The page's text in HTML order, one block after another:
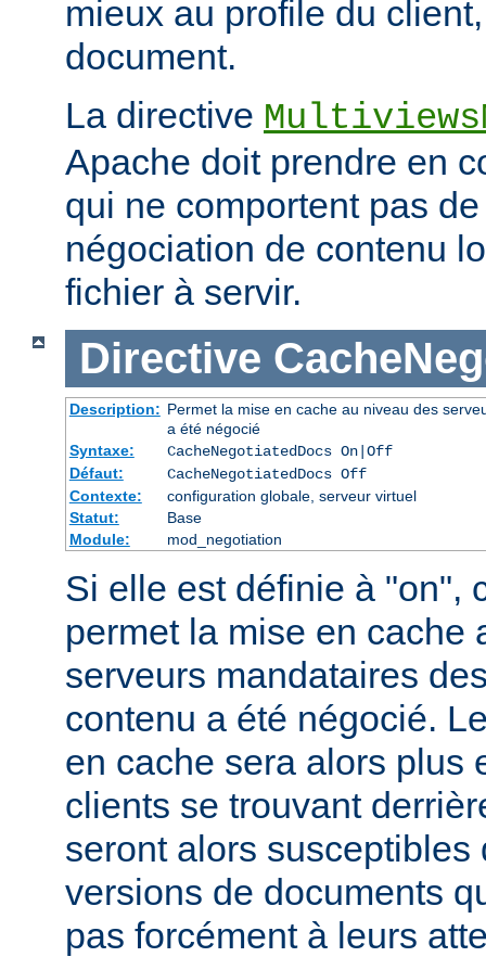
mieux au profile du
document.
La directive
Apache doit prendre en
qui ne comportent pas
négociation de contenu
fichier à servir.
Directive
Description: Permet la mise en cache au niveau des
a été négocié
Syntaxe:
CacheNegotiatedDocs On|Off
Défaut:
CacheNegotiatedDocs Off
Contexte:
configuration globale, serveur virtuel
Statut:
Base
Module:
mod_negotiation
Si elle est définie à "on",
permet la mise en cache
serveurs mandataires
contenu a été négocié.
en cache sera alors plus
clients se trouvant
seront alors
versions de documents
pas forcément à leurs